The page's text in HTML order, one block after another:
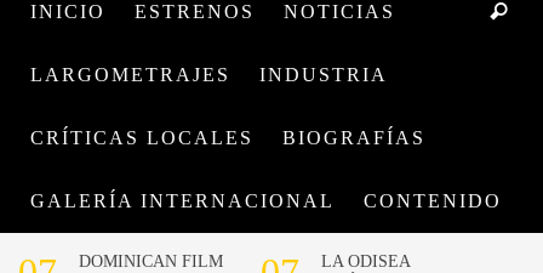
INICIO ESTRENOS NOTICIAS
LARGOMETRAJES INDUSTRIA
CRÍTICAS LOCALES BIOGRAFÍAS
GALERÍA INTERNACIONAL CONTENIDO